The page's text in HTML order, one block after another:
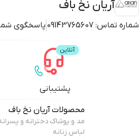
آریان نخ باف
شماره تماس: 09143765607 پاسخگوی
پشتیبانی
محصولاتآریان نخ باف
مد و پوشاک دخترانه و
لباس زنانه